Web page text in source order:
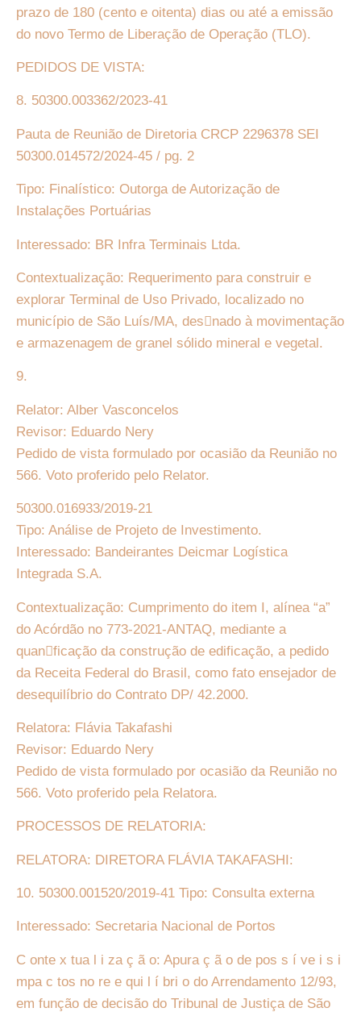
prazo de 180 (cento e oitenta) dias ou até a emissão
do novo Termo de Liberação de Operação (TLO).
PEDIDOS DE VISTA:
8. 50300.003362/2023-41
Pauta de Reunião de Diretoria CRCP 2296378 SEI
50300.014572/2024-45 / pg. 2
Tipo: Finalístico: Outorga de Autorização de
Instalações Portuárias
Interessado: BR Infra Terminais Ltda.
Contextualização: Requerimento para construir e
explorar Terminal de Uso Privado, localizado no
município de São Luís/MA, des􏰀nado à movimentação
e armazenagem de granel sólido mineral e vegetal.
9.
Relator: Alber Vasconcelos
Revisor: Eduardo Nery
Pedido de vista formulado por ocasião da Reunião no
566. Voto proferido pelo Relator.
50300.016933/2019-21
Tipo: Análise de Projeto de Investimento.
Interessado: Bandeirantes Deicmar Logística
Integrada S.A.
Contextualização: Cumprimento do item I, alínea “a”
do Acórdão no 773-2021-ANTAQ, mediante a
quan􏰀ficação da construção de edificação, a pedido
da Receita Federal do Brasil, como fato ensejador de
desequilíbrio do Contrato DP/ 42.2000.
Relatora: Flávia Takafashi
Revisor: Eduardo Nery
Pedido de vista formulado por ocasião da Reunião no
566. Voto proferido pela Relatora.
PROCESSOS DE RELATORIA:
RELATORA: DIRETORA FLÁVIA TAKAFASHI:
10. 50300.001520/2019-41 Tipo: Consulta externa
Interessado: Secretaria Nacional de Portos
C onte x tua l i za ç ã o: Apura ç ã o de pos s í ve i s i
mpa c tos no re e qui l í bri o do Arrendamento 12/93,
em função de decisão do Tribunal de Justiça de São